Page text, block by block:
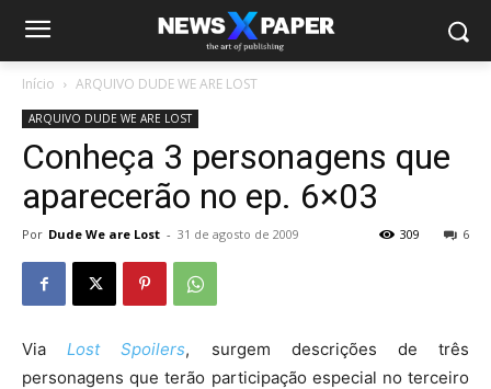
Início ARQUIVO DUDE WE ARE LOST
ARQUIVO DUDE WE ARE LOST
Conheça 3 personagens que
aparecerão no ep. 6×03
Por Dude We are Lost - 31 de agosto de 2009 6
309
ViaLost Spoilers, surgem descrições de três
personagens que terão participação especial no terceiro